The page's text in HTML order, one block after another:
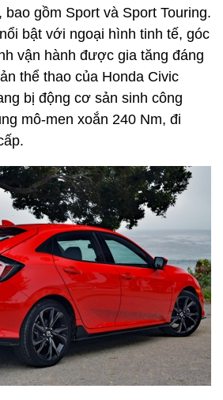
bao gồm Sport và Sport Touring.
bật với ngoại hình tinh tế, góc
vận hành được gia tăng đáng
thể thao của Honda Civic
bị động cơ sản sinh công
mô-men xoắn 240 Nm, đi